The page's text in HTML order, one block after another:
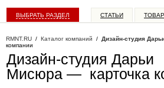
ВЫБРАТЬ РАЗДЕЛ СТАТЬИ
RMNT.RU / Каталог компаний / Дизайн-студия
компании
Дизайн-студия Дарьи
Мисюра — карточка